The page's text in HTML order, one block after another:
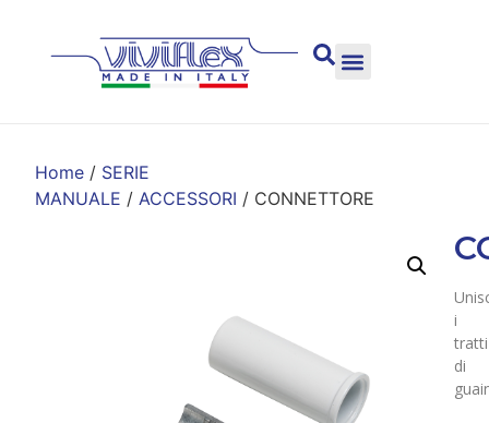
Home / SERIE
MANUALE / ACCESSORI / CONNETTORE
i
tratti
di